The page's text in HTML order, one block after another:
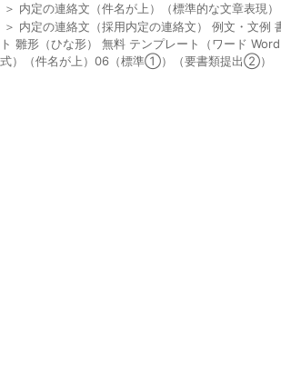
＞ 内定の連絡文（件名が上）（標準的な文章表現）
＞ 内定の連絡文（採用内定の連絡文） 例文・文例
ト 雛形（ひな形） 無料 テンプレート（ワード
式）（件名が上）06（標準①）（要書類提出②）